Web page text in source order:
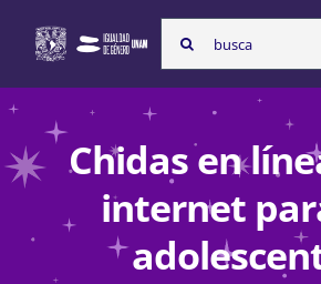
content
Search
for:
Nosotras
Chidas en
internet